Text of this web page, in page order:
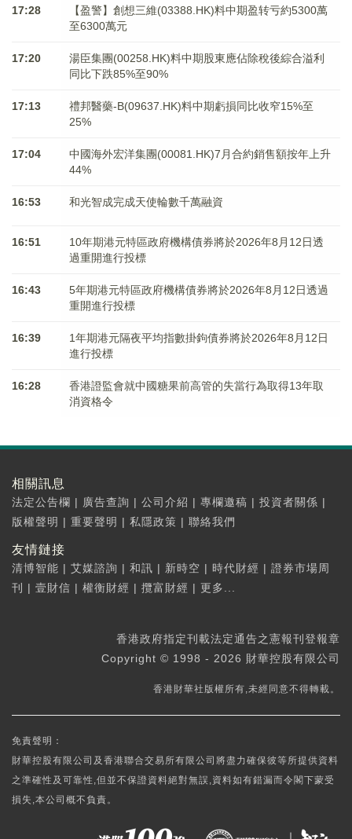
17:28
【盈警】創想三維(03388.HK)料中期盈转亏約5300萬
至6300萬元
17:20
湯臣集團(00258.HK)料中期股東應佔除稅後綜合溢利
同比下跌85%至90%
17:13
禮邦醫藥-B(09637.HK)料中期虧損同比收窄15%至
25%
17:04
中國海外宏洋集團(00081.HK)7月合約銷售額按年上升
44%
16:53 和光智成完成天使輪數千萬融資
16:51
10年期港元特區政府機構債券將於2026年8月12日透
過重開進行投標
16:43
5年期港元特區政府機構債券將於2026年8月12日透過
重開進行投標
16:39
1年期港元隔夜平均指數掛鉤債券將於2026年8月12日
進行投標
16:28
香港證監會就中國糖果前高管的失當行為取得13年取
消資格令
相關訊息
法定公告欄 | 廣告查詢 | 公司介紹 | 專欄邀稿 | 投資者關係 |
版權聲明 | 重要聲明 | 私隱政策 | 聯絡我們
友情鏈接
清博智能 | 艾媒諮詢 | 和訊 | 新時空 | 時代財經 | 證券市場周
刊
| 壹財信 | 權衡財經 | 攬富財經 | 更多...
香港政府指定刊載法定通告之憲報刊登報章
Copyright © 1998 - 2026 財華控股有限公司
香港財華社版權所有,未經同意不得轉載。
免責聲明：
財華控股有限公司及香港聯合交易所有限公司將盡力確保彼等所提供資料
之準確性及可靠性,但並不保證資料絕對無誤,資料如有錯漏而令閣下蒙受
損失,本公司概不負責。